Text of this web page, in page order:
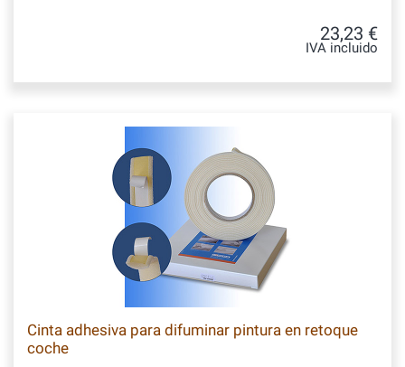
23,23 €
IVA incluido
Cinta adhesiva para difuminar pintura en retoque
coche